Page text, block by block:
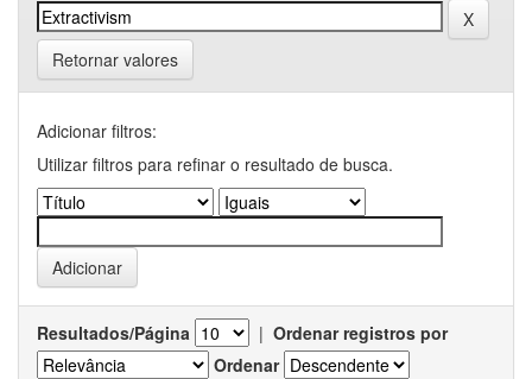
Retornar valores
Adicionar filtros:
Utilizar filtros para refinar o resultado de busca.
Resultados/Página | Ordenar registros por
Ordenar